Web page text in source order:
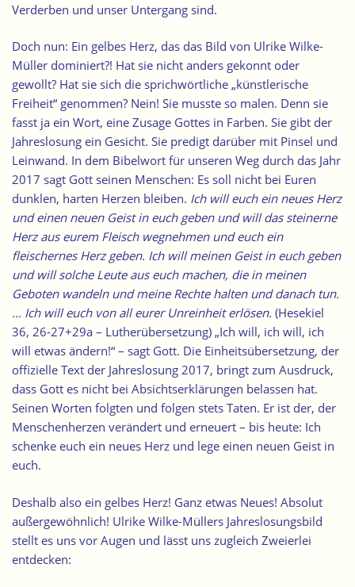
Verderben und unser Untergang sind.
Doch nun: Ein gelbes Herz, das das Bild von Ulrike Wilke-
Müller dominiert?! Hat sie nicht anders gekonnt oder
gewollt? Hat sie sich die sprichwörtliche „künstlerische
Freiheit“ genommen? Nein! Sie musste so malen. Denn sie
fasst ja ein Wort, eine Zusage Gottes in Farben. Sie gibt der
Jahreslosung ein Gesicht. Sie predigt darüber mit Pinsel und
Leinwand. In dem Bibelwort für unseren Weg durch das Jahr
2017 sagt Gott seinen Menschen: Es soll nicht bei Euren
dunklen, harten Herzen bleiben. Ich will euch ein neues Herz
und einen neuen Geist in euch geben und will das steinerne
Herz aus eurem Fleisch wegnehmen und euch ein
fleischernes Herz geben. Ich will meinen Geist in euch geben
und will solche Leute aus euch machen, die in meinen
Geboten wandeln und meine Rechte halten und danach tun.
… Ich will euch von all eurer Unreinheit erlösen. (Hesekiel
36, 26-27+29a – Lutherübersetzung) „Ich will, ich will, ich
will etwas ändern!“ – sagt Gott. Die Einheitsübersetzung, der
offizielle Text der Jahreslosung 2017, bringt zum Ausdruck,
dass Gott es nicht bei Absichtserklärungen belassen hat.
Seinen Worten folgten und folgen stets Taten. Er ist der, der
Menschenherzen verändert und erneuert – bis heute: Ich
schenke euch ein neues Herz und lege einen neuen Geist in
euch.
Deshalb also ein gelbes Herz! Ganz etwas Neues! Absolut
außergewöhnlich! Ulrike Wilke-Müllers Jahreslosungsbild
stellt es uns vor Augen und lässt uns zugleich Zweierlei
entdecken: